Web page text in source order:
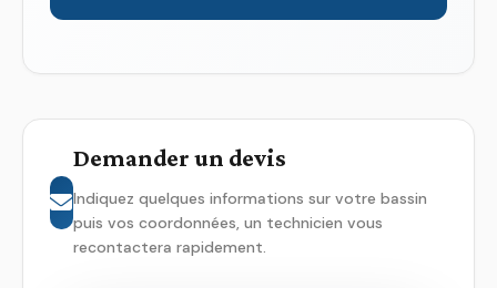
Demander un devis
Indiquez quelques informations sur votre bassin
puis vos coordonnées, un technicien vous
recontactera rapidement.